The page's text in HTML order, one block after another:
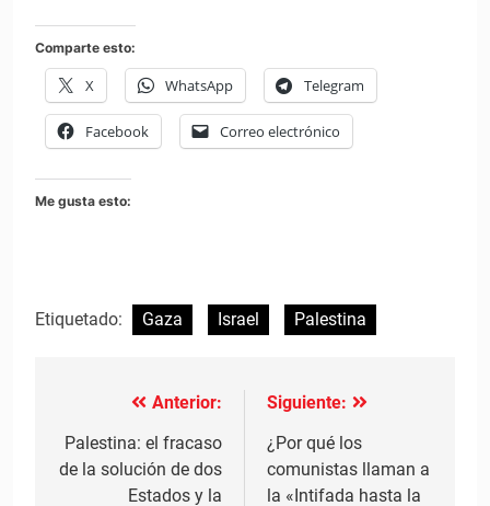
Comparte esto:
X WhatsApp Telegram
Facebook Correo electrónico
Me gusta esto:
Etiquetado: Gaza Israel Palestina
Navegación
de
entradas
Anterior:
Palestina: el fracaso
de la solución de dos
Estados y la
Siguiente:
¿Por qué los
comunistas llaman a
la «Intifada hasta la